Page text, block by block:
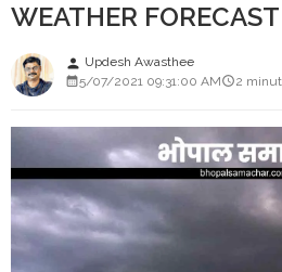
WEATHER FORECAST
person Updesh Awasthee
5/07/2021 09:31:00 AM
2